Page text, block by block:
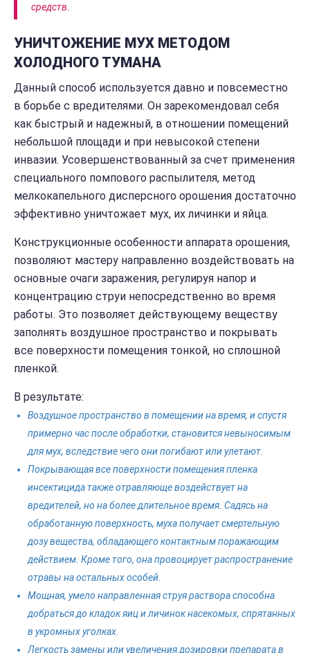
средств.
УНИЧТОЖЕНИЕ МУХ МЕТОДОМ
ХОЛОДНОГО ТУМАНА
Данный способ используется давно и повсеместно
в борьбе с вредителями. Он зарекомендовал себя
как быстрый и надежный, в отношении помещений
небольшой площади и при невысокой степени
инвазии. Усовершенствованный за счет применения
специального помпового распылителя, метод
мелкокапельного дисперсного орошения достаточно
эффективно уничтожает мух, их личинки и яйца.
Конструкционные особенности аппарата орошения,
позволяют мастеру направленно воздействовать на
основные очаги заражения, регулируя напор и
концентрацию струи непосредственно во время
работы. Это позволяет действующему веществу
заполнять воздушное пространство и покрывать
все поверхности помещения тонкой, но сплошной
пленкой.
В результате:
Воздушное пространство в помещении на время, и спустя
примерно час после обработки, становится невыносимым
для мух, вследствие чего они погибают или улетают.
Покрывающая все поверхности помещения пленка
инсектицида также отравляюще воздействует на
вредителей, но на более длительное время. Садясь на
обработанную поверхность, муха получает смертельную
дозу вещества, обладающего контактным поражающим
действием. Кроме того, она провоцирует распространение
отравы на остальных особей.
Мощная, умело направленная струя раствора способна
добраться до кладок яиц и личинок насекомых, спрятанных
в укромных уголках.
Легкость замены или увеличения дозировки препарата в